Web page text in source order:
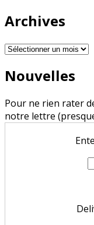
Archives
Archives
Nouvelles
Pour ne rien rater
notre lettre